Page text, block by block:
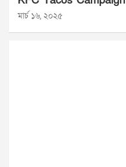
মার্চ ১৬, ২০২৫